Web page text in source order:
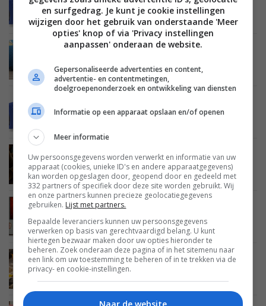
Hificorner.nl test de JBL Charge 3
BEELD 01 FEBRUARI 2016
Harman lanceert JBL Clip 2 en Charge 3
03 SEPTEMBER 2015
JBL Pulse 2 combineert geluid met flitsende
lichtshow
AUDIO 03 SEPTEMBER 2015
JBL kondigt de compacte luidspreker JBL Boost
TV aan
AUDIO 18 JUNI 2015
JBL Xtreme: spatwaterdichte Bluetooth-
en surfgedrag. Je kunt je cookie instellingen
wijzigen door het gebruik van onderstaande 'Meer
opties' knop of via 'Privacy instellingen
aanpassen' onderaan de website.
Gepersonaliseerde advertenties en content,
advertentie- en contentmetingen,
doelgroepenonderzoek en ontwikkeling van diensten
Informatie op een apparaat opslaan en/of openen
Meer informatie
Uw persoonsgegevens worden verwerkt en informatie van uw
apparaat (cookies, unieke ID's en andere apparaatgegevens)
kan worden opgeslagen door, geopend door en gedeeld met
332 partners of specifiek door deze site worden gebruikt. Wij
en onze partners kunnen precieze geolocatiegegevens
gebruiken. Lijst met partners.
Bepaalde leveranciers kunnen uw persoonsgegevens
verwerken op basis van gerechtvaardigd belang. U kunt
hiertegen bezwaar maken door uw opties hieronder te
beheren. Zoek onderaan deze pagina of in het sitemenu naar
een link om uw toestemming te beheren of in te trekken via de
privacy- en cookie-instellingen.